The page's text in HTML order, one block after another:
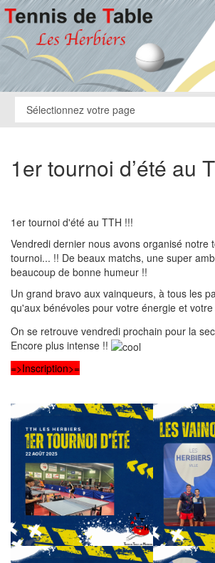
1er tournoi d’été au
1er tournoi d'été au TTH !!!
Vendredi dernier nous avons organisé notre
tournoi... !! De beaux matchs, une super
beaucoup de bonne humeur !!
Un grand bravo aux vainqueurs, à tous les
qu'aux bénévoles pour votre énergie et
On se retrouve vendredi prochain pour la
Encore plus intense !!
=>Inscription>=